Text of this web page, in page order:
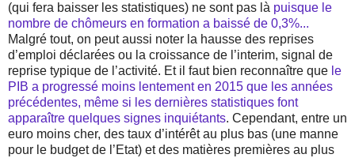
(qui fera baisser les statistiques) ne sont pas là puisque le
nombre de chômeurs en formation a baissé de 0,3%...
Malgré tout, on peut aussi noter la hausse des reprises
d’emploi déclarées ou la croissance de l’interim, signal de
reprise typique de l’activité. Et il faut bien reconnaître que le
PIB a progressé moins lentement en 2015 que les années
précédentes, même si les dernières statistiques font
apparaître quelques signes inquiétants. Cependant, entre un
euro moins cher, des taux d’intérêt au plus bas (une manne
pour le budget de l’Etat) et des matières premières au plus